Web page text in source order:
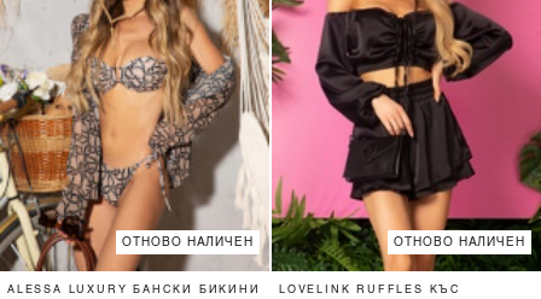
ОТНОВО НАЛИЧЕН
ALESSA LUXURY БАНСКИ БИКИНИ
ОТНОВО НАЛИЧЕН
LOVELINK RUFFLES КЪС